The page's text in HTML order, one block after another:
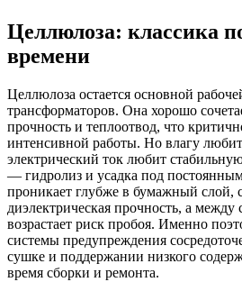
Целлюлоза: классика
времени
Целлюлоза остается основной
трансформаторов. Она хорошо
прочность и теплоотвод, что
интенсивной работы. Но влагу
электрический ток любит
— гидролиз и усадка под
проникает глубже в бумажный слой,
диэлектрическая прочность, а между
возрастает риск пробоя. Именно
системы предупреждения
сушке и поддержании низкого
время сборки и ремонта.